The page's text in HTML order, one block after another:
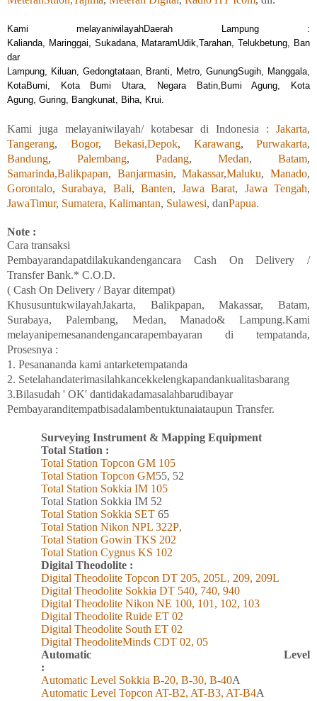
Kami melayaniwilayahDaerah Lampung :
Kalianda, Maringgai, Sukadana, MataramUdik,Tarahan, Telukbetung, Ban
dar
Lampung, Kiluan, Gedongtataan, Branti, Metro, GunungSugih, Manggala,
KotaBumi, Kota Bumi Utara, Negara Batin,Bumi Agung, Kota
Agung, Guring, Bangkunat, Biha, Krui.
Kami juga melayaniwilayah/ kotabesar di Indonesia : Jakarta,
Tangerang, Bogor, Bekasi,Depok, Karawang, Purwakarta,
Bandung, Palembang, Padang, Medan, Batam,
Samarinda,Balikpapan, Banjarmasin,Makassar,Maluku,Manado,
Gorontalo, Surabaya, Bali, Banten,Jawa Barat, Jawa Tengah,
JawaTimur, Sumatera, Kalimantan, Sulawesi, danPapua.
Note :
Cara transaksi
Pembayarandapatdilakukandengancara Cash On Delivery /
Transfer Bank.* C.O.D.
( Cash On Delivery / Bayar ditempat)
KhususuntukwilayahJakarta, Balikpapan,Makassar, Batam,
Surabaya, Palembang, Medan,Manado& Lampung.Kami
melayanipemesanandengancarapembayaran di tempatanda,
Prosesnya :
1. Pesanananda kami antarketempatanda
2. Setelahandaterimasilahkancekkelengkapandankualitasbarang
3.Bilasudah ' OK' dantidakadamasalahbarudibayar
Pembayaranditempatbisadalambentuktunaiataupun Transfer.
Surveying Instrument & Mapping Equipment
Total Station :
Total Station Topcon GM 105
Total Station Topcon GM55, 52
Total Station Sokkia IM 105
Total Station Sokkia IM 52
Total Station Sokkia SET 65
Total Station Nikon NPL 322P,
Total Station Gowin TKS 202
Total Station Cygnus KS 102
Digital Theodolite :
Digital Theodolite Topcon DT 205, 205L, 209, 209L
Digital Theodolite Sokkia DT 540, 740, 940
Digital Theodolite Nikon NE 100, 101, 102, 103
Digital Theodolite Ruide ET 02
Digital Theodolite South ET 02
Digital TheodoliteMinds CDT 02, 05
Automatic Level
:
Automatic Level Sokkia B-20, B-30, B-40A
Automatic Level Topcon AT-B2, AT-B3, AT-B4A